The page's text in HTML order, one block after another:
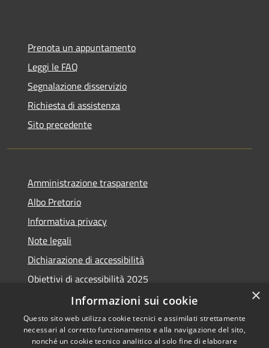
Prenota un appuntamento
Leggi le FAQ
Segnalazione disservizio
Richiesta di assistenza
Sito precedente
Amministrazione trasparente
Albo Pretorio
Informativa privacy
Note legali
Dichiarazione di accessibilità
Obiettivi di accessibilità 2025
Meccanismo di feedback
×
Informazioni sui cookie
Questo sito web utilizza cookie tecnici e assimilati strettamente
necessari al corretto funzionamento e alla navigazione del sito,
nonché un cookie tecnico analitico al solo fine di elaborare